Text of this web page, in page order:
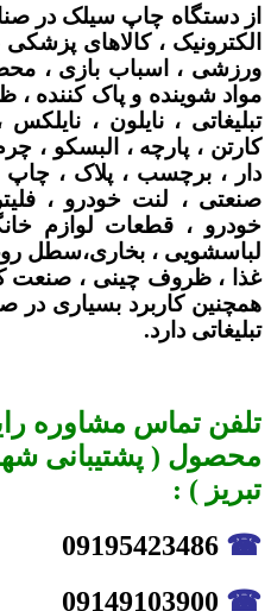
از دستگاه چاپ سیلک در
الکترونیک ، کالاهای
ورزشی ، اسباب بازی ،
مواد شوینده و پاک کننده
تبلیغاتی ، نایلون ،
کارتن ، پارچه ، البسکو ،
دار ، برچسب ، پلاک ،
صنعتی ، لنت خودرو ،
خودرو ، قطعات لوازم
لباسشویی ، بخاری،سطل
غذا ، ظروف چینی ، صنعت
همچنین کاربرد بسیاری در
تبلیغاتی دارد.
تلفن تماس مشاوره
محصول ( پشتیبانی
تبریز ) :
☎
☎